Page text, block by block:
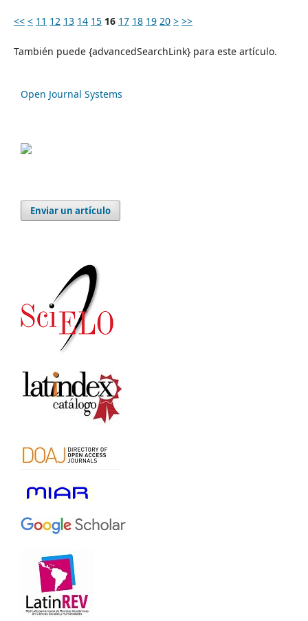
<< < 11 12 13 14 15 16 17 18 19 20 > >>
También puede {advancedSearchLink} para este artículo.
Open Journal Systems
Enviar un artículo